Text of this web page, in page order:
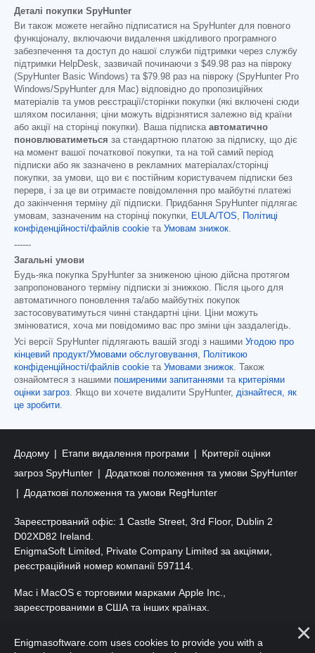
Деталі покупки SpyHunter
Ви також можете негайно підписатися на SpyHunter для повного
функціоналу, включаючи видалення шкідливого програмного
забезпечення та доступ до нашої служби підтримки через службу
підтримки HelpDesk, зазвичай починаючи з $49.98 раз на півроку
(SpyHunter Basic Windows) та $79.98 раз на півроку (SpyHunter Pro
Windows/SpyHunter для Mac) відповідно до пропозиційних
матеріалів та умов реєстрації/сторінки покупки (які включені сюди
шляхом посилання; ціни можуть відрізнятися залежно від країни
або акції на сторінці покупки). Ваша підписка автоматично
поновлюватиметься за стандартною платою за підписку, що діє
на момент вашої початкової покупки, та на той самий період
підписки або як зазначено в рекламних матеріалах/сторінці
покупки, за умови, що ви є постійним користувачем підписки без
перерв, і за це ви отримаєте повідомлення про майбутні платежі
до закінчення терміну дії підписки. Придбання SpyHunter підлягає
умовам, зазначеним на сторінці покупки, EULA/TOS,
Політиці
конфіденційності/файлів cookie та Умовам знижок.
------
Загальні умови
Будь-яка покупка SpyHunter за зниженою ціною дійсна протягом
запропонованого терміну підписки зі знижкою. Після цього для
автоматичного поновлення та/або майбутніх покупок
застосовуватимуться чинні стандартні ціни. Ціни можуть
змінюватися, хоча ми повідомимо вас про зміни цін заздалегідь.
Усі версії SpyHunter підлягають вашій згоді з нашими Угодою про
кінцевий продукт/Умовами обслуговування,
Політикою
конфіденційності/файлів cookie та Умовами знижок. Також
ознайомтеся з нашими поширеними запитаннями та критеріями
оцінки загроз. Якщо ви хочете видалити SpyHunter, дізнайтеся, як
це зробити.
Додому Етапи видалення програми
Критерії оцінки
загроз SpyHunter
Додаткові положення та умови SpyHunter
Додаткові положення та умови RegHunter
Зареєстрований офіс: 1 Castle Street, 3rd Floor, Dublin 2
D02XD82 Ireland.
EnigmaSoft Limited, Private Company Limited за акціями,
реєстраційний номер компанії 597114.
Mac і MacOS є торговими марками Apple Inc.,
зареєстрованими в США та інших країнах.
захищено.
Enigmasoftware.com uses cookies to provide you with a